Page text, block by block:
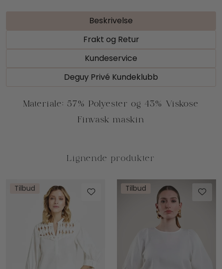
Beskrivelse
Frakt og Retur
Kundeservice
Deguy Privé Kundeklubb
Tilbud Tilbud